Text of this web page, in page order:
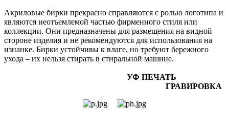
Акриловые бирки прекрасно справляются с ролью логотипа и
являются неотъемлемой частью фирменного стиля или
коллекции. Они предназначены для размещения на видной
стороне изделия и не рекомендуются для использования на
изнанке. Бирки устойчивы к влаге, но требуют бережного
ухода – их нельзя стирать в стиральной машине.
УФ ПЕЧАТЬ
ГРАВИРОВКА